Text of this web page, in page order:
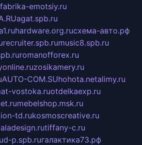
fabrika-emotsiy.ru
agat.spb.ru
hardware.org.ruсхема-авто.рф
recruiter.spb.rumusic8.spb.ru
romanofforex.ru
zosikamery.ru
AUTO-COM.SUhohota.netalimy.ru
vostoka.ruotdelkaexp.ru
mebelshop.msk.ru
td.rukosmoscreative.ru
tiffany-c.ru
d-p.spb.ruгалактика73.рф